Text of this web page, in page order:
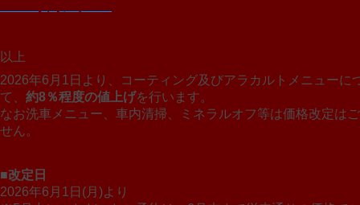
以上
2026年6月1日より、コーティング及びアラカルトメニューに
て、 約8％程度の値上げを行います。
なお洗車メニュー、車内清掃、ミネラルオフ等は価格改定は
せん。
■改定日
2026年6月1日(月)より